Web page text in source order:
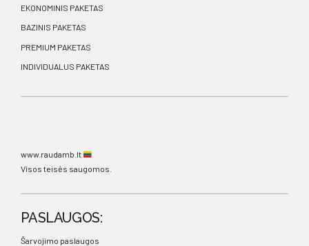
EKONOMINIS PAKETAS
BAZINIS PAKETAS
PREMIUM PAKETAS
INDIVIDUALUS PAKETAS
www.raudamb.lt
Visos teisės saugomos.
PASLAUGOS:
Šarvojimo paslaugos